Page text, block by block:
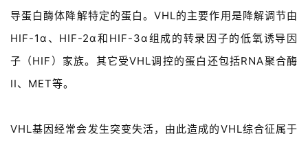
导蛋白酶体降解特定的蛋白。VHL的主要作用是降解调节由
HIF-1α、HIF-2α和HIF-3α组成的转录因子的低氧诱导因
子（HIF）家族。其它受VHL调控的蛋白还包括RNA聚合酶
II、MET等。
VHL基因经常会发生突变失活，由此造成的VHL综合征属于